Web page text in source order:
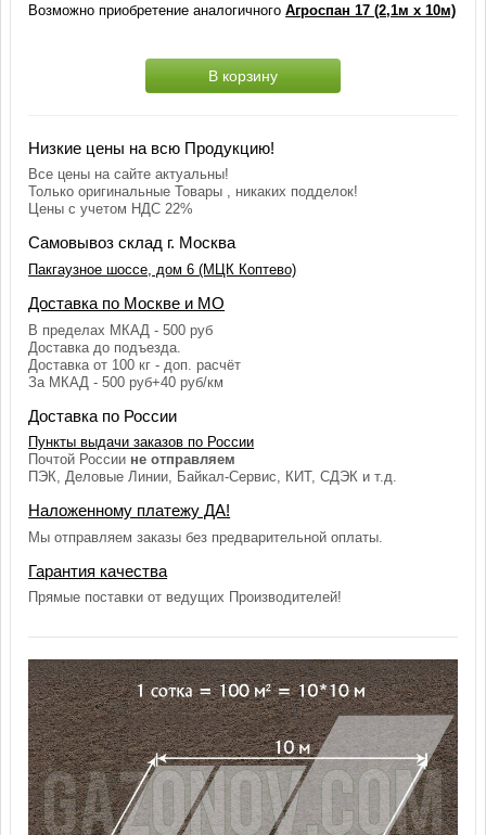
Возможно приобретение аналогичногоАгроспан 17 (2,1м х 10м)
В корзину
Низкие цены на всю Продукцию!
Все цены на сайте актуальны!
Только оригинальные Товары , никаких подделок!
Цены с учетом НДС 22%
Самовывоз склад г. Москва
Пакгаузное шоссе, дом 6 (МЦК Коптево)
Доставка по Москве и МО
В пределах МКАД - 500 руб
Доставка до подъезда.
Доставка от 100 кг - доп. расчёт
За МКАД - 500 руб+40 руб/км
Доставка по России
Пункты выдачи заказов по России
Почтой России не отправляем
ПЭК, Деловые Линии, Байкал-Сервис, КИТ, СДЭК и т.д.
Наложенному платежу ДА!
Мы отправляем заказы без предварительной оплаты.
Гарантия качества
Прямые поставки от ведущих Производителей!